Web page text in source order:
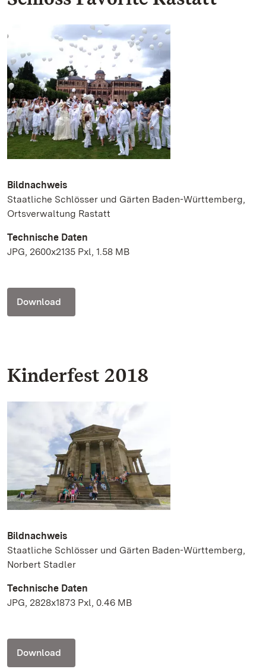
Bildnachweis
Staatliche Schlösser und Gärten Baden-Württemberg,
Ortsverwaltung Rastatt
Technische Daten
JPG, 2600x2135 Pxl, 1.58 MB
Download
Kinderfest 2018
Bildnachweis
Staatliche Schlösser und Gärten Baden-Württemberg,
Norbert Stadler
Technische Daten
JPG, 2828x1873 Pxl, 0.46 MB
Download